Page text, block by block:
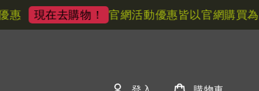
現在去購物！ 官網活動優惠皆以官網購買為主!